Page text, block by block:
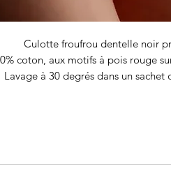
Culotte froufrou dentelle noir
coton, aux motifs à pois rouge
Lavage à 30 degrés dans un sachet